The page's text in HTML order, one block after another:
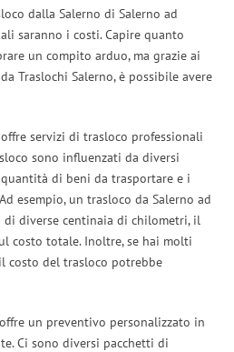
dalla Salerno di Salerno ad
saranno i costi. Capire quanto
un compito arduo, ma grazie ai
Traslochi Salerno, è possibile avere
offre servizi di trasloco professionali
sono influenzati da diversi
di beni da trasportare e i
esempio, un trasloco da Salerno ad
diverse centinaia di chilometri, il
costo totale. Inoltre, se hai molti
costo del trasloco potrebbe
un preventivo personalizzato in
Ci sono diversi pacchetti di